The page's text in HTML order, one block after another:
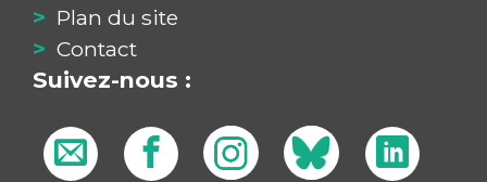
Plan du site
Contact
Suivez-nous :